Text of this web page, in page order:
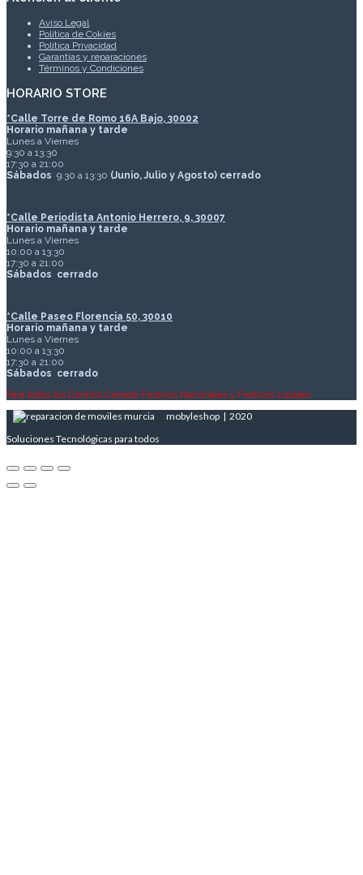
Aviso Legal
Política de Cokies
Política Privacidad
Garantías y reparaciones
Términos y Condiciones
HORARIO STORE
*Calle Torre de Romo 16A Bajo, 30002
Horario mañana y tarde
Lunes a Viernes
9:30 a 13:30
17:30 a 21:00
Sábados 9:30 a 13:30 (Junio, Julio y Agosto) cerrado
*Calle Periodista Antonio Herrero, 9, 30007
Horario mañana y tarde
Lunes a Viernes
10:00 a 13:30
17:30 a 21:00
Sábados cerrado
*Calle Paseo Florencia 50, 30010
Horario mañana y tarde
Lunes a Viernes
10:00 a 13:30
17:30 a 21:00
Sábados cerrado
Para todos los Centros Cerrado Festivos Nacionales y Festivos Locales
mobyleshop | 2020
Soluciones Tecnológicas para todos